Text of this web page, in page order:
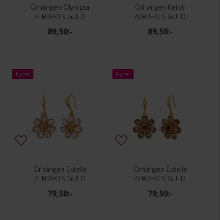
Örhängen Olympia
ALBREKTS GULD
89,50:-
Örhängen Kersti
ALBREKTS GULD
89,50:-
Nyhet
Örhängen Estelle
ALBREKTS GULD
79,50:-
Nyhet
Örhängen Estelle
ALBREKTS GULD
79,50:-